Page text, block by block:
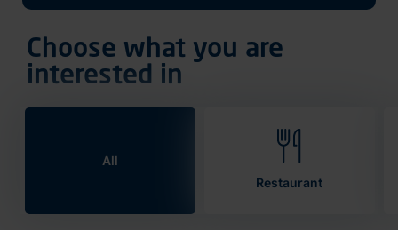
Choose what you are
interested in
All
Restaurant